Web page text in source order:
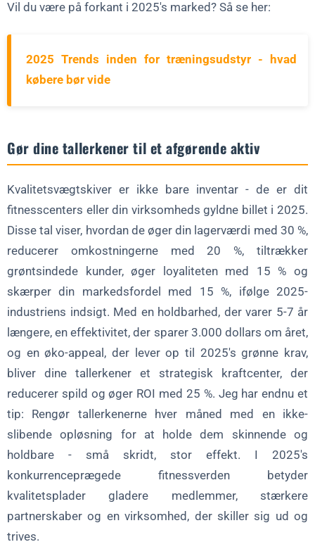
Vil du være på forkant i 2025's marked? Så se her:
2025 Trends inden for træningsudstyr - hvad
købere bør vide
Gør dine tallerkener til et afgørende aktiv
Kvalitetsvægtskiver er ikke bare inventar - de er dit
fitnesscenters eller din virksomheds gyldne billet i 2025.
Disse tal viser, hvordan de øger din lagerværdi med 30 %,
reducerer omkostningerne med 20 %, tiltrækker
grøntsindede kunder, øger loyaliteten med 15 % og
skærper din markedsfordel med 15 %, ifølge 2025-
industriens indsigt. Med en holdbarhed, der varer 5-7 år
længere, en effektivitet, der sparer 3.000 dollars om året,
og en øko-appeal, der lever op til 2025's grønne krav,
bliver dine tallerkener et strategisk kraftcenter, der
reducerer spild og øger ROI med 25 %. Jeg har endnu et
tip: Rengør tallerkenerne hver måned med en ikke-
slibende opløsning for at holde dem skinnende og
holdbare - små skridt, stor effekt. I 2025's
konkurrenceprægede fitnessverden betyder
kvalitetsplader gladere medlemmer, stærkere
partnerskaber og en virksomhed, der skiller sig ud og
trives.